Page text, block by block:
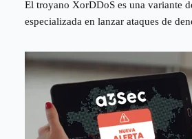
El troyano XorDDoS es una variante
especializada en lanzar ataques de